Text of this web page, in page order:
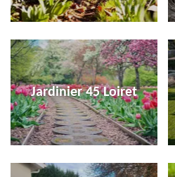
Jardinier 45 Loiret